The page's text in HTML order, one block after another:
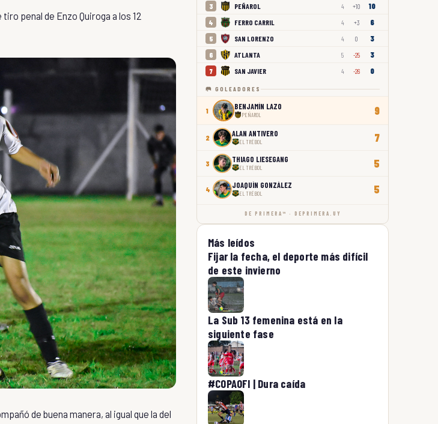
penal de Enzo Quiroga a los 12
de buena manera, al igual que la del
3 PEÑAROL 4 +10 10
4 FERRO CARRIL 4 +3 6
5 SAN LORENZO 4 0 3
6 ATLANTA 5 -25 3
7 SAN JAVIER 4 -26 0
🥅 GOLEADORES
1 BENJAMÍN LAZO
PEÑAROL 9
2 ALAN ANTIVERO
EL TRÉBOL 7
3 THIAGO LIESEGANG
EL TRÉBOL 5
4 JOAQUÍN GONZÁLEZ
EL TRÉBOL 5
DE PRIMERA™ · DEPRIMERA.UY
Más leídos
Fijar la fecha, el deporte más difícil
de este invierno
La Sub 13 femenina está en la
siguiente fase
#COPAOFI | Dura caída